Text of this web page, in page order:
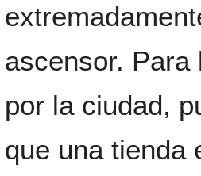
ascensor.
por la ciudad,
que una tienda